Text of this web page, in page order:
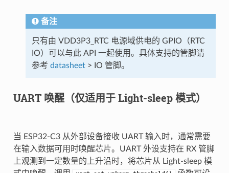
备注
只有由 VDD3P3_RTC 电源域供电的 GPIO（RTC
IO）可以与此 API 一起使用。具体支持的管脚请
参考 datasheet> IO 管脚。
UART 唤醒（仅适用于 Light-sleep 模式）
当 ESP32-C3 从外部设备接收 UART 输入时，通常需要
在输入数据可用时唤醒芯片。UART 外设支持在 RX 管脚
上观测到一定数量的上升沿时，将芯片从 Light-sleep 模